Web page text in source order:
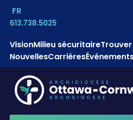
FR
613.738.5025
VisionMilieu sécuritaire
NouvellesCarrières